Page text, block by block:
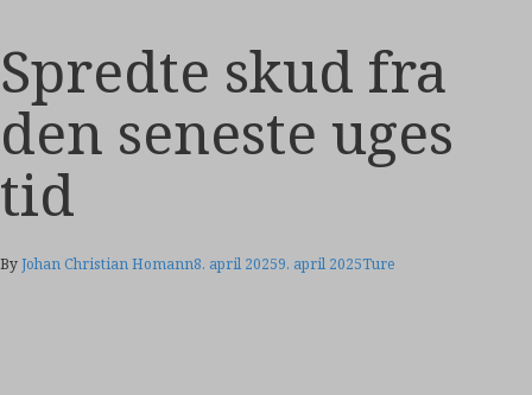
Spredte skud fra
den seneste uges
tid
ByJohan Christian Homann8. april 20259. april 2025Ture